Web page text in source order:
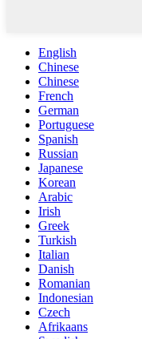
English
Chinese
Chinese
French
German
Portuguese
Spanish
Russian
Japanese
Korean
Arabic
Irish
Greek
Turkish
Italian
Danish
Romanian
Indonesian
Czech
Afrikaans